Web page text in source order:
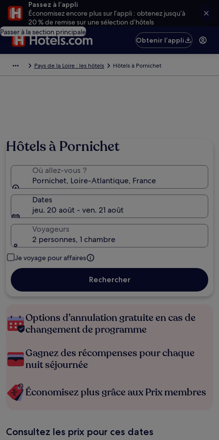
Passez à l’appli
Économisez encore plus sur l’appli : obtenez jusqu’à
20 % de remise sur une sélection d’hôtels
Passer à la section principale
Obtenir l’appli
Pays de la Loire : les hôtels Hôtels à Pornichet
Hôtels à Pornichet
Où allez-vous ?
Pornichet, Loire-Atlantique, France
Dates
jeu. 20 août - ven. 21 août
Voyageurs
2 personnes, 1 chambre
Je voyage pour affaires
Rechercher
Options d’annulation gratuite en cas de
changement de programme
Gagnez des récompenses pour chaque
nuit séjournée
Économisez plus grâce aux Prix membres
Consultez les prix pour ces dates